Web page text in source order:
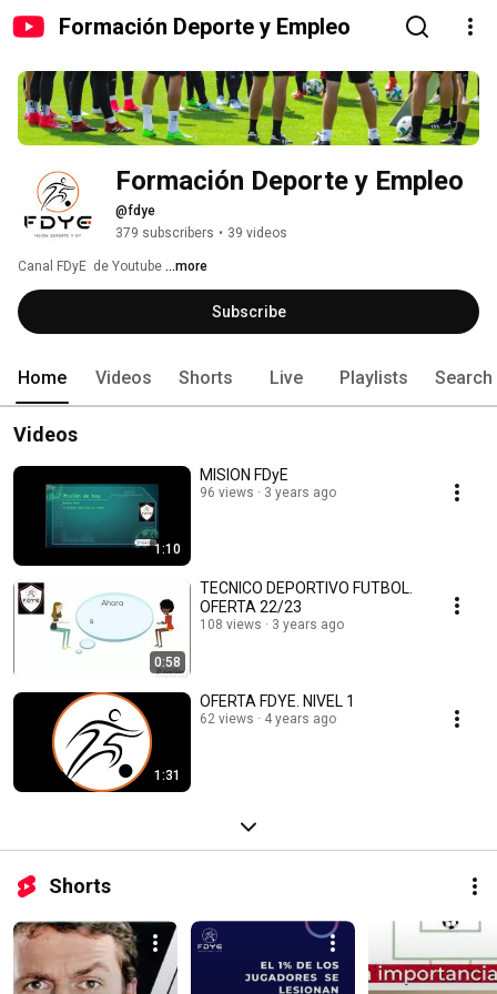
Formación Deporte y Empleo
Formación Deporte y Empleo
@fdye
379 subscribers • 39 videos
Canal FDyE  de Youtube ...more
Subscribe
Home Videos Shorts Live Playlists Search
Videos
1:10
MISION FDyE
96 views 3 years ago
0:58
TECNICO DEPORTIVO FUTBOL.
OFERTA 22/23
108 views 3 years ago
1:31
OFERTA FDYE. NIVEL 1
62 views 4 years ago
Shorts